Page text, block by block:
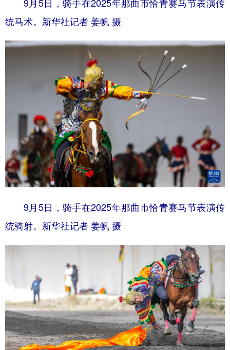
9月5日，骑手在2025年那曲市恰青赛马节表演传
统马术。新华社记者 姜帆 摄
9月5日，骑手在2025年那曲市恰青赛马节表演传
统骑射。新华社记者 姜帆 摄